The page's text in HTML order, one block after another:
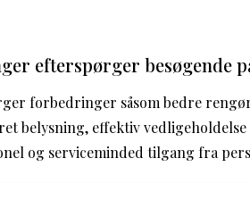
efterspørger besøgende
forbedringer såsom bedre
belysning, effektiv
og serviceminded tilgang fra